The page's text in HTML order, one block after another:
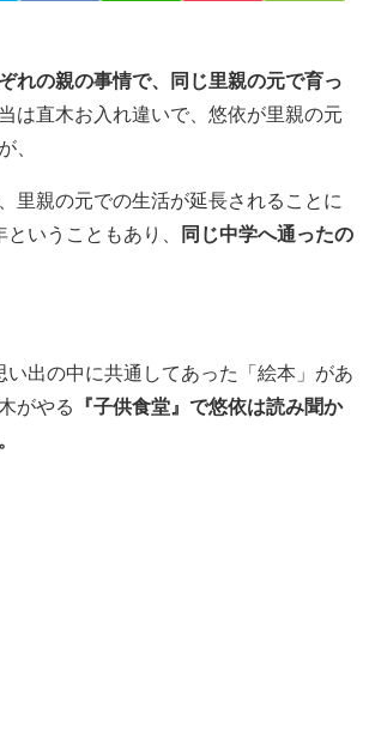
れの親の事情で、同じ里親の元で育っ
は直木お入れ違いで、悠依が里親の元
、
里親の元での生活が延長されることに
いうこともあり、
同じ中学へ通ったの
い出の中に共通してあった「絵本」があ
がやる
『子供食堂』で悠依は読み聞か